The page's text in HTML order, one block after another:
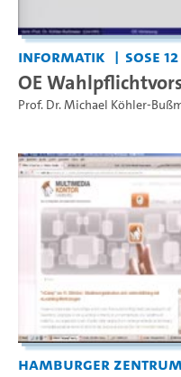
Informatik SoSe 12
OE
Prof. Dr. Michael Köhler-
Hamburger